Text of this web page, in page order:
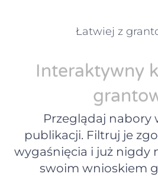
Łatwiej z
Interaktywny
Przeglądaj nabory
publikacji. Filtruj je
wygaśnięcia i już nigdy
swoim wnioskiem